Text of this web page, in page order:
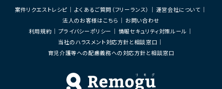
び帳票出力基盤の構築
・各種データ検証、テスト対応
・周辺システムとのデータ連携設計および実
・フルリモート勤務 （初日のみ目黒へ出社）
■募集背景
・開発体制強化に伴う増員募
■担当工程
■その他補足
いへの出社が発生する可能
・長期参画が見込まれる案件
案件リクエストレシピ よくあるご質問（フリーランス）
運営会社について
法人のお客様はこちら
お問い合わせ
利用規約
プライバシーポリシー
情報セキュリティ対策ルール
当社のハラスメント対応方針と相談窓口
育児介護等への配慮義務への対応方針と相談窓口